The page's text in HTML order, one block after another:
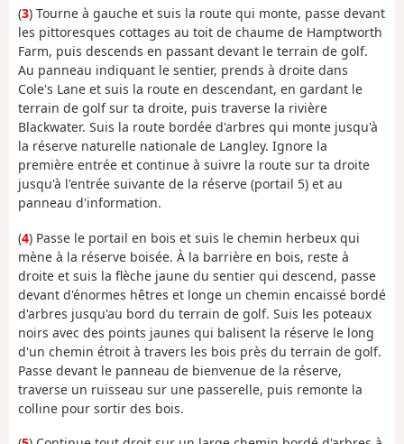
(3) Tourne à gauche et suis la route qui monte, passe devant
les pittoresques cottages au toit de chaume de Hamptworth
Farm, puis descends en passant devant le terrain de golf.
Au panneau indiquant le sentier, prends à droite dans
Cole's Lane et suis la route en descendant, en gardant le
terrain de golf sur ta droite, puis traverse la rivière
Blackwater. Suis la route bordée d'arbres qui monte jusqu'à
la réserve naturelle nationale de Langley. Ignore la
première entrée et continue à suivre la route sur ta droite
jusqu'à l'entrée suivante de la réserve (portail 5) et au
panneau d'information.
(4) Passe le portail en bois et suis le chemin herbeux qui
mène à la réserve boisée. À la barrière en bois, reste à
droite et suis la flèche jaune du sentier qui descend, passe
devant d'énormes hêtres et longe un chemin encaissé bordé
d'arbres jusqu'au bord du terrain de golf. Suis les poteaux
noirs avec des points jaunes qui balisent la réserve le long
d'un chemin étroit à travers les bois près du terrain de golf.
Passe devant le panneau de bienvenue de la réserve,
traverse un ruisseau sur une passerelle, puis remonte la
colline pour sortir des bois.